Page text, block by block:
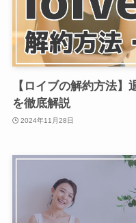
【ロイブの解約方法
を徹底解説
2024年11月28日